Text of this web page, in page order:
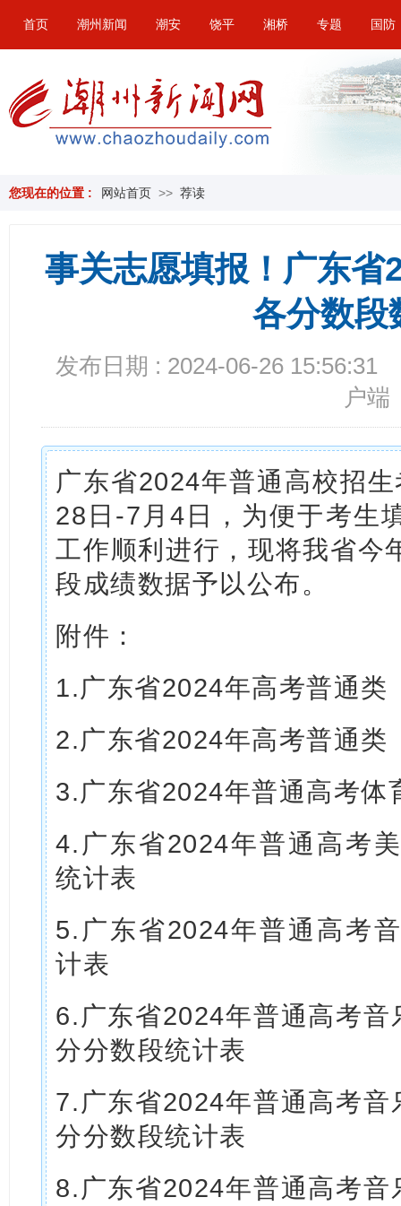
首页 潮州新闻 潮安 饶平 湘桥 专题 国防
您现在的位置 : 网站首页 >> 荐读
事关志愿填报！广东省
各分数
发布日期 : 2024-06-26 15:56:31
户端
广东省2024年普通高校招
28日-7月4日，为便于考生
工作顺利进行，现将我省今
段成绩数据予以公布。
附件：
1.广东省2024年高考普通类
2.广东省2024年高考普通类
3.广东省2024年普通高考体
4.广东省2024年普通高考
统计表
5.广东省2024年普通高考
计表
6.广东省2024年普通高考
分分数段统计表
7.广东省2024年普通高考
分分数段统计表
8.广东省2024年普通高考